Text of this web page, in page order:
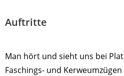
Auftritte
Man hört und sieht uns bei
Faschings- und